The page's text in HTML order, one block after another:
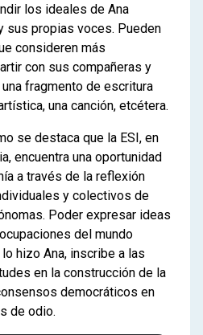
los ideales de Ana
sus propias voces. Pueden
consideren más
con sus compañeras y
fragmento de escritura
una canción, etcétera.
se destaca que la ESI, en
encuentra una oportunidad
a través de la reflexión
y colectivos de
Poder expresar ideas
del mundo
hizo Ana, inscribe a las
en la construcción de la
democráticos en
de odio.